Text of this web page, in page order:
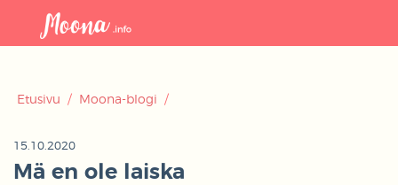
Etusivu / Moona-blogi /
15.10.2020
Mä en ole laiska